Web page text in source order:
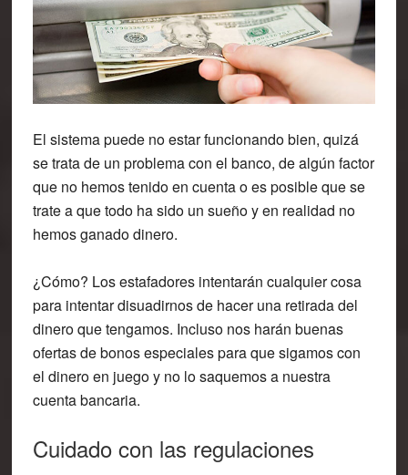
El sistema puede no estar funcionando bien, quizá
se trata de un problema con el banco, de algún factor
que no hemos tenido en cuenta o es posible que se
trate a que todo ha sido un sueño y en realidad no
hemos ganado dinero.
¿Cómo? Los estafadores intentarán cualquier cosa
para intentar disuadirnos de hacer una retirada del
dinero que tengamos. Incluso nos harán buenas
ofertas de bonos especiales para que sigamos con
el dinero en juego y no lo saquemos a nuestra
cuenta bancaria.
Cuidado con las regulaciones